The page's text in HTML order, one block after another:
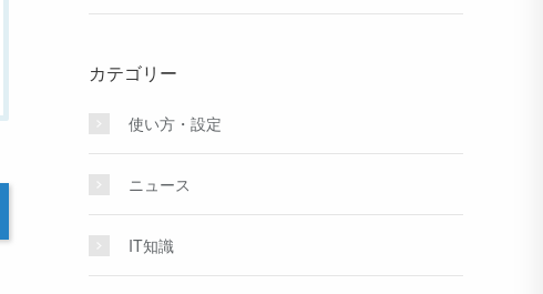
カテゴリー
使い方・設定
ニュース
IT知識